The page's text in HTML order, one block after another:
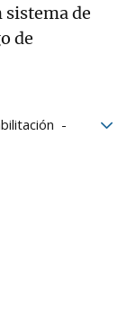
sistema de
de